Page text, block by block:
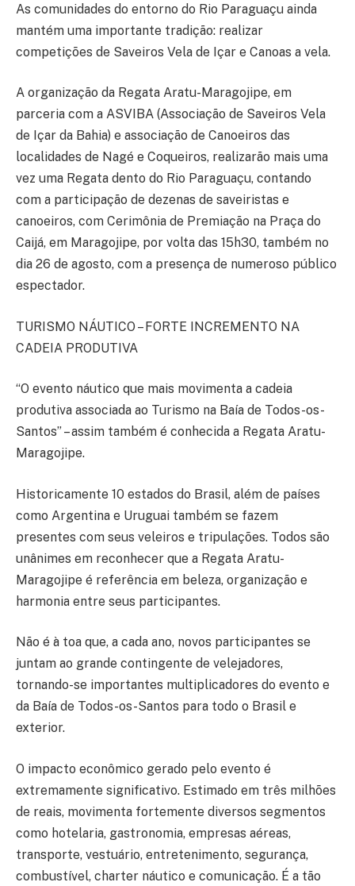
As comunidades do entorno do Rio Paraguaçu ainda
mantém uma importante tradição: realizar
competições de Saveiros Vela de Içar e Canoas a vela.
A organização da Regata Aratu-Maragojipe, em
parceria com a ASVIBA (Associação de Saveiros Vela
de Içar da Bahia) e associação de Canoeiros das
localidades de Nagé e Coqueiros, realizarão mais uma
vez uma Regata dento do Rio Paraguaçu, contando
com a participação de dezenas de saveiristas e
canoeiros, com Cerimônia de Premiação na Praça do
Caijá, em Maragojipe, por volta das 15h30, também no
dia 26 de agosto, com a presença de numeroso público
espectador.
TURISMO NÁUTICO – FORTE INCREMENTO NA
CADEIA PRODUTIVA
“O evento náutico que mais movimenta a cadeia
produtiva associada ao Turismo na Baía de Todos-os-
Santos” – assim também é conhecida a Regata Aratu-
Maragojipe.
Historicamente 10 estados do Brasil, além de países
como Argentina e Uruguai também se fazem
presentes com seus veleiros e tripulações. Todos são
unânimes em reconhecer que a Regata Aratu-
Maragojipe é referência em beleza, organização e
harmonia entre seus participantes.
Não é à toa que, a cada ano, novos participantes se
juntam ao grande contingente de velejadores,
tornando-se importantes multiplicadores do evento e
da Baía de Todos-os-Santos para todo o Brasil e
exterior.
O impacto econômico gerado pelo evento é
extremamente significativo. Estimado em três milhões
de reais, movimenta fortemente diversos segmentos
como hotelaria, gastronomia, empresas aéreas,
transporte, vestuário, entretenimento, segurança,
combustível, charter náutico e comunicação. É a tão